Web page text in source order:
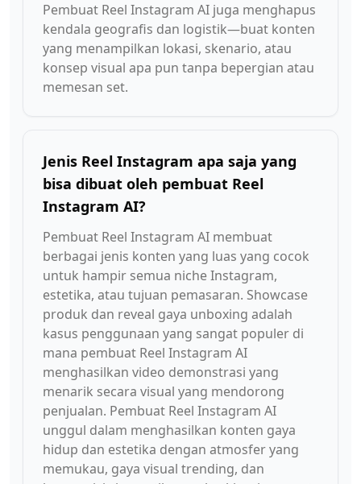
Pembuat Reel Instagram AI juga menghapus
kendala geografis dan logistik—buat konten
yang menampilkan lokasi, skenario, atau
konsep visual apa pun tanpa bepergian atau
memesan set.
Jenis Reel Instagram apa saja yang
bisa dibuat oleh pembuat Reel
Instagram AI?
Pembuat Reel Instagram AI membuat
berbagai jenis konten yang luas yang cocok
untuk hampir semua niche Instagram,
estetika, atau tujuan pemasaran. Showcase
produk dan reveal gaya unboxing adalah
kasus penggunaan yang sangat populer di
mana pembuat Reel Instagram AI
menghasilkan video demonstrasi yang
menarik secara visual yang mendorong
penjualan. Pembuat Reel Instagram AI
unggul dalam menghasilkan konten gaya
hidup dan estetika dengan atmosfer yang
memukau, gaya visual trending, dan